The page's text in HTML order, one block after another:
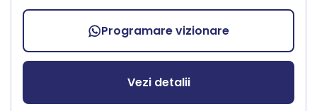
Programare vizionare
Vezi detalii